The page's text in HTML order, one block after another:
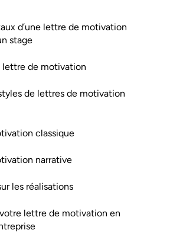
d’une lettre de motivation
stage
lettre de motivation
de lettres de motivation
classique
narrative
les réalisations
lettre de motivation en